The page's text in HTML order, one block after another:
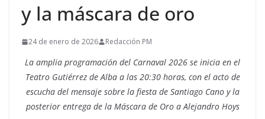
y la máscara de oro
24 de enero de 2026 Redacción PM
La amplia programación del Carnaval 2026 se inicia en el
Teatro Gutiérrez de Alba a las 20:30 horas, con el acto de
escucha del mensaje sobre la fiesta de Santiago Cano y la
posterior entrega de la Máscara de Oro a Alejandro Hoys